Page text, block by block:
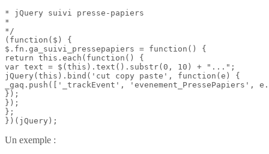
* jQuery suivi presse-papiers
*
*/
(function($) {
$.fn.ga_suivi_pressepapiers = function() {
return this.each(function() {
var text = $(this).text().substr(0, 10) + "...";
jQuery(this).bind('cut copy paste', function(e) {
_gaq.push(['_trackEvent', 'evenement_PressePapiers',
});
});
};
})(jQuery);
Un exemple :